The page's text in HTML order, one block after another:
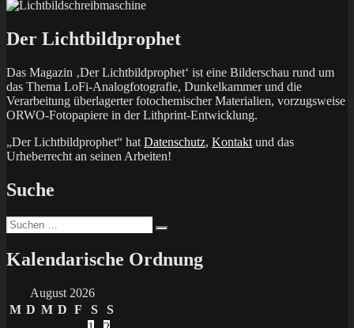
Der Lichtbildprophet
Das Magazin ‚Der Lichtbildprophet‘ ist eine Bilderschau rund um
das Thema LoFi-Analogfotografie, Dunkelkammer und die
Verarbeitung überlagerter fotochemischer Materialien, vorzugsweise
ORWO-Fotopapiere in der Lithprint-Entwicklung.
„Der Lichtbildprophet“ hat Datenschutz, Kontakt und das
Urheberrecht an seinen Arbeiten!
Suche
Suchen
nach:
Kalendarische Ordnung
August 2026
M D M D F S
S